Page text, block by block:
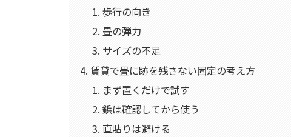
歩行の向き
畳の弾力
サイズの不足
賃貸で畳に跡を残さない固定の考え方
まず置くだけで試す
鋲は確認してから使う
直貼りは避ける